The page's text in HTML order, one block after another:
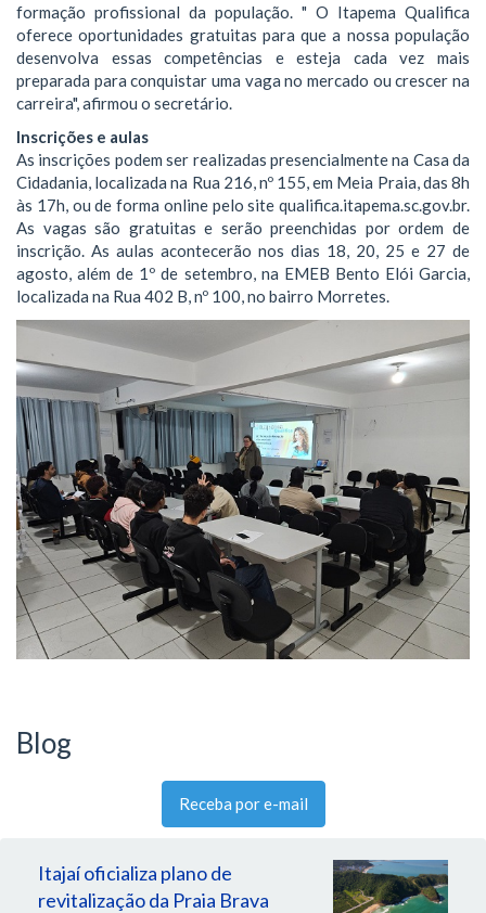
formação profissional da população. " O Itapema Qualifica
oferece oportunidades gratuitas para que a nossa população
desenvolva essas competências e esteja cada vez mais
preparada para conquistar uma vaga no mercado ou crescer na
carreira", afirmou o secretário.
Inscrições e aulas
As inscrições podem ser realizadas presencialmente na Casa da
Cidadania, localizada na Rua 216, nº 155, em Meia Praia, das 8h
às 17h, ou de forma online pelo site qualifica.itapema.sc.gov.br.
As vagas são gratuitas e serão preenchidas por ordem de
inscrição. As aulas acontecerão nos dias 18, 20, 25 e 27 de
agosto, além de 1º de setembro, na EMEB Bento Elói Garcia,
localizada na Rua 402 B, nº 100, no bairro Morretes.
Blog
Receba por e-mail
Itajaí oficializa plano de
revitalização da Praia Brava